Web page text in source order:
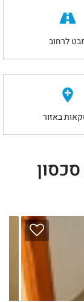
לרחוב
באזור